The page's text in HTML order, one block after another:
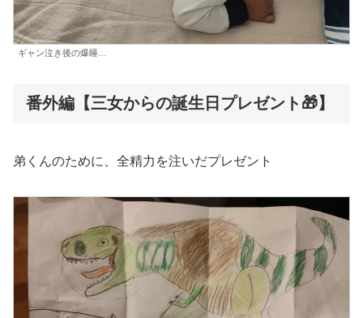
ギャン泣き後の爆睡…
番外編【三女からの誕生日プレゼント🎁】
弟くんのために、全精力を注いだプレゼント